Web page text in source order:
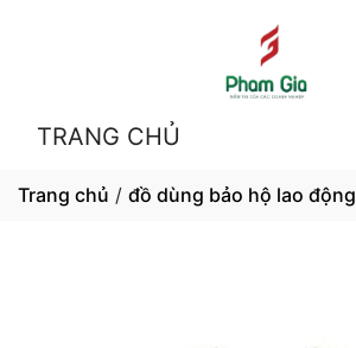
TRANG CHỦ
Trang chủ / đồ dùng bảo hộ lao động